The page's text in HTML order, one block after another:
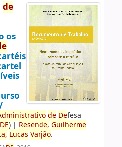
de
os
de Defesa
DE)| Resende, Guilherme
Lucas Varjão.